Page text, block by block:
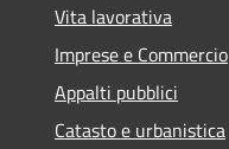
Vita lavorativa
Imprese e Commercio
Appalti pubblici
Catasto e urbanistica